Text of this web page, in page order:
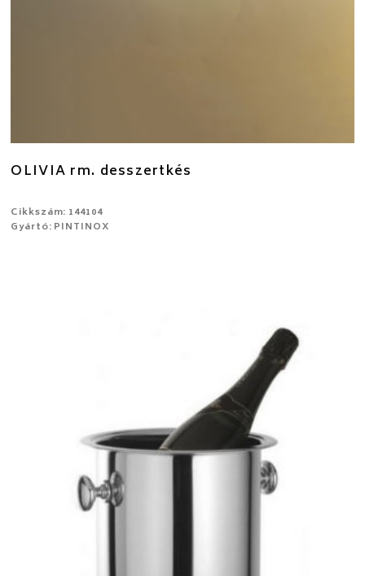
OLIVIA rm. desszertkés
Cikkszám: 144104
Gyártó: PINTINOX